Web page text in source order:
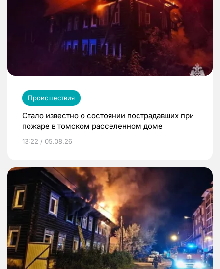
Происшествия
Стало известно о состоянии пострадавших при
пожаре в томском расселенном доме
13:22 / 05.08.26